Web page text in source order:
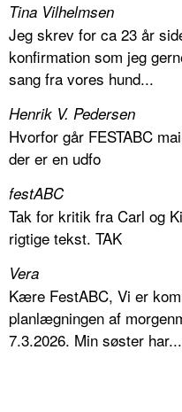
Tina Vilhelmsen
Jeg skrev for ca 23 år
konfirmation som jeg
sang fra vores hund...
Henrik V. Pedersen
Hvorfor går FESTABC
der er en udfo
festABC
Tak for kritik fra Carl og
rigtige tekst. TAK
Vera
Kære FestABC, Vi er
planlægningen af
7.3.2026. Min søster har...